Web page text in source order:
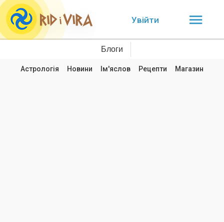
Увійти
Блоги
Астрологія Новини Ім'яслов Рецепти Магазин